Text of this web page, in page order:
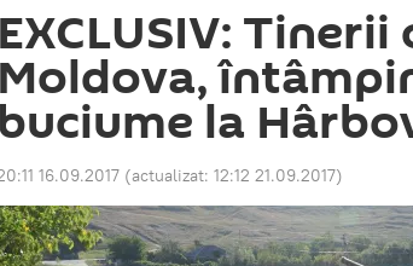
EXCLUSIV:
Moldova,
buciume la
16.09.2017 (actualizat: 12:12 21.09.2017)